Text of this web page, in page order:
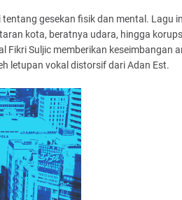
tentang gesekan fisik dan mental. Lagu
kota, beratnya udara, hingga
Fikri Suljic memberikan keseimbangan
letupan vokal distorsif dari Adan Est.